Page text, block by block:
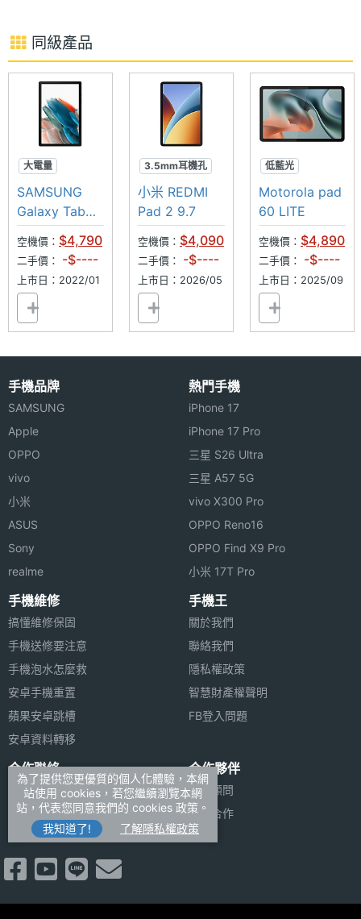
同級產品
大電量
杜比音效
大螢幕
SAMSUNG
Galaxy Tab
A8 Wi-Fi
32GB
空機價： $4,790
二手價： -$----
上市日：2022/01
3.5mm耳機孔
可插記憶卡
雙喇叭
小米 REDMI
Pad 2 9.7
空機價： $4,090
二手價： -$----
上市日：2026/05
低藍光
大螢幕
高音質
Motorola pad
60 LITE
空機價： $4,890
二手價： -$----
上市日：2025/09
手機品牌
SAMSUNG
Apple
OPPO
vivo
小米
ASUS
Sony
realme
熱門手機
iPhone 17
iPhone 17 Pro
三星 S26 Ultra
三星 A57 5G
vivo X300 Pro
OPPO Reno16
OPPO Find X9 Pro
小米 17T Pro
手機維修
搞懂維修保固
手機送修要注意
手機泡水怎麼救
安卓手機重置
蘋果安卓跳槽
安卓資料轉移
手機王
關於我們
聯絡我們
隱私權政策
智慧財產權聲明
FB登入問題
合作聯絡
廣告刊登
加入商店報價
新聞聯絡
合作夥伴
法律顧問
媒體合作
為了提供您更優質的個人化體驗，本網
站使用 cookies，若您繼續瀏覽本網
站，代表您同意我們的 cookies 政策。
我知道了!
了解隱私權政策